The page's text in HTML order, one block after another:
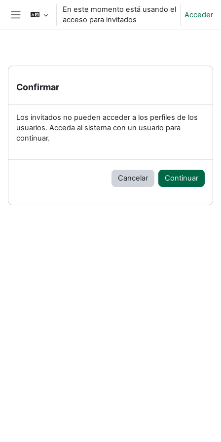
Salta al contenido principal
Panel lateral
En este momento está usando el
acceso para invitados
Acceder
Confirmar
Los invitados no pueden acceder a los perfiles de los
usuarios. Acceda al sistema con un usuario para
continuar.
Cancelar Continuar